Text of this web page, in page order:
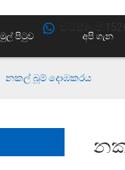
මුල් පිටුව අපි ගැන
නකල් බූම් දොඹකරය